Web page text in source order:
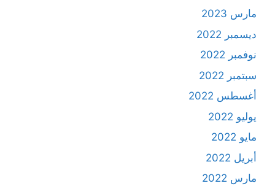
مارس 2023
ديسمبر 2022
نوفمبر 2022
سبتمبر 2022
أغسطس 2022
يوليو 2022
مايو 2022
أبريل 2022
مارس 2022